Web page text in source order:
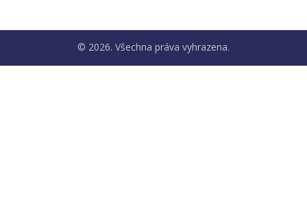
© 2026. Všechna práva vyhrazena.